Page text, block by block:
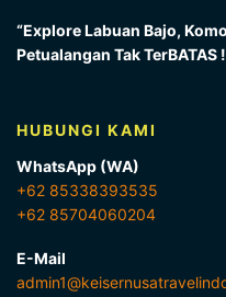
“Explore Labuan Bajo,
Petualangan Tak TerBATAS
HUBUNGI KAMI
WhatsApp (WA)
+62 85338393535
+62 85704060204
E-Mail